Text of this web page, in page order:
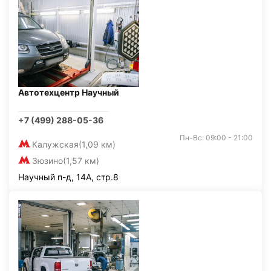
Автотехцентр Научный
+7 (499) 288-05-36
Калужская(1,09 км)
Зюзино(1,57 км)
Пн-Вс: 09:00 - 21:00
Научный п-д, 14А, стр.8